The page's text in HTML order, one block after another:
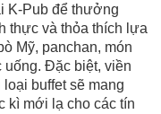
K-Pub để thưởng
thực và thỏa thích lựa
Mỹ, panchan, món
uống. Đặc biệt, viền
buffet sẽ mang
kì mới lạ cho các tín